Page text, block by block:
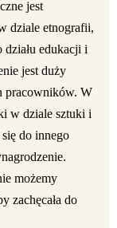
jest
dziale etnografii,
edukacji i
jest duży
pracowników. W
w dziale sztuki i
się do innego
możemy
zachęcała do